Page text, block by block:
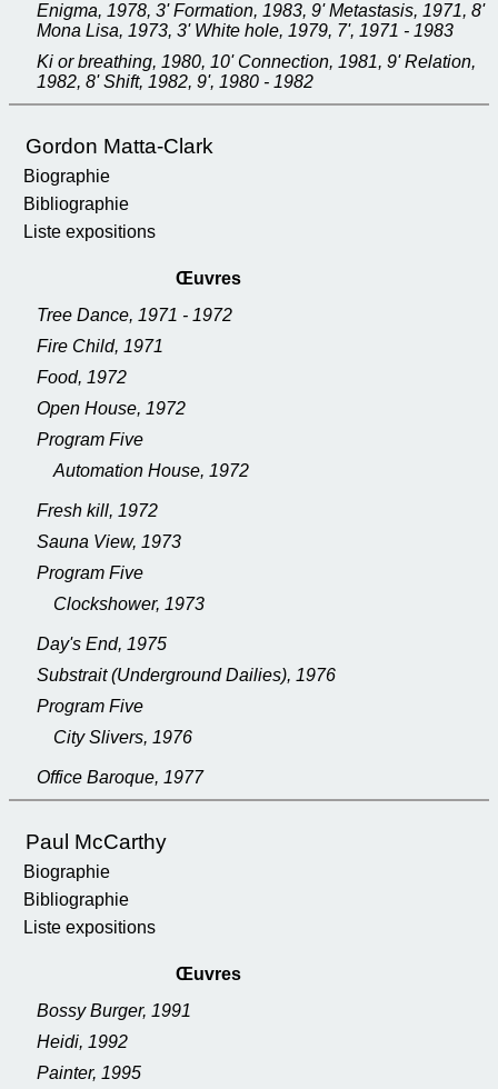
Enigma, 1978, 3' Formation, 1983, 9' Metastasis, 1971, 8'
Mona Lisa, 1973, 3' White hole, 1979, 7', 1971 - 1983
Ki or breathing, 1980, 10' Connection, 1981, 9' Relation,
1982, 8' Shift, 1982, 9', 1980 - 1982
Gordon Matta-Clark
Biographie
Bibliographie
Liste expositions
Œuvres
Tree Dance, 1971 - 1972
Fire Child, 1971
Food, 1972
Open House, 1972
Program Five
Automation House, 1972
Fresh kill, 1972
Sauna View, 1973
Program Five
Clockshower, 1973
Day's End, 1975
Substrait (Underground Dailies), 1976
Program Five
City Slivers, 1976
Office Baroque, 1977
Paul McCarthy
Biographie
Bibliographie
Liste expositions
Œuvres
Bossy Burger, 1991
Heidi, 1992
Painter, 1995